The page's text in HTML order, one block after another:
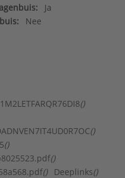
Ja
Nee
()
()
()
()
() Deeplinks()